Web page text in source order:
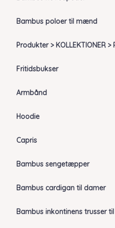
Bambus poloer til mænd
Produkter > KOLLEKTIONER >
Fritidsbukser
Armbånd
Hoodie
Capris
Bambus sengetæpper
Bambus cardigan til damer
Bambus inkontinens trusser